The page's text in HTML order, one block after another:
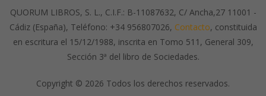
QUORUM LIBROS, S. L., C.I.F.: B-11087632, C/ Ancha,27 11001 -
Cádiz (España), Teléfono: +34 956807026, Contacto, constituida
en escritura el 15/12/1988, inscrita en Tomo 511, General 309,
Sección 3ª del libro de Sociedades.
Copyright © 2026 Todos los derechos reservados.